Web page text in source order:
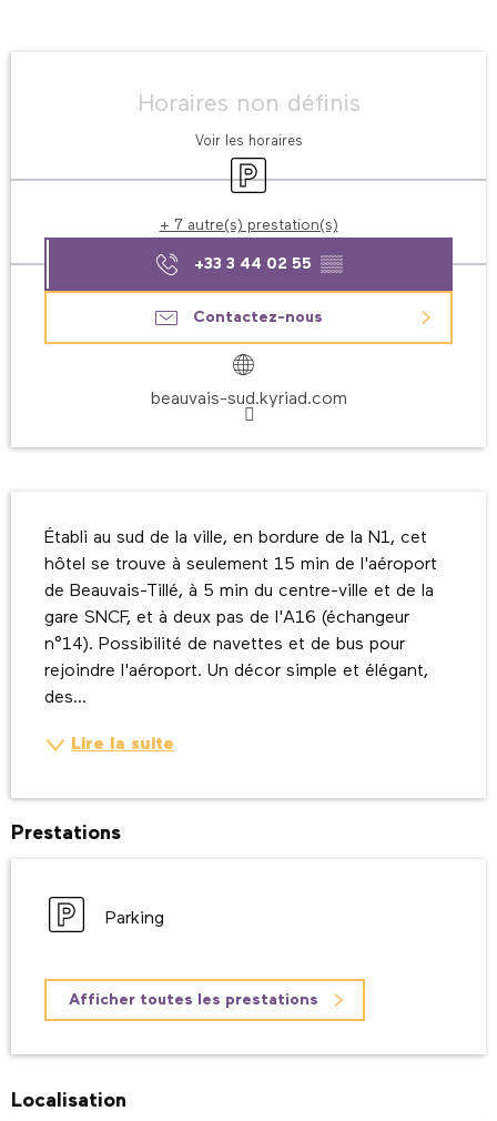
Horaires non définis
Voir les horaires
Parking
+ 7 autre(s) prestation(s)
+33 3 44 02 55 ▒▒
Contactez-nous
beauvais-sud.kyriad.com
Établi au sud de la ville, en bordure de la N1, cet
hôtel se trouve à seulement 15 min de l'aéroport
de Beauvais-Tillé, à 5 min du centre-ville et de la
gare SNCF, et à deux pas de l'A16 (échangeur
n°14). Possibilité de navettes et de bus pour
rejoindre l'aéroport. Un décor simple et élégant,
des...
Lire la suite
Prestations
Parking
Afficher toutes les prestations
Localisation